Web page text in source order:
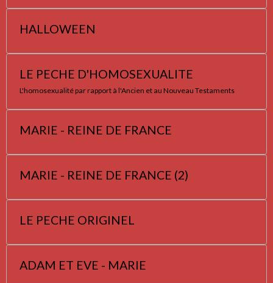
HALLOWEEN
LE PECHE D'HOMOSEXUALITE
L'homosexualité par rapport à l'Ancien et au Nouveau Testaments
MARIE - REINE DE FRANCE
MARIE - REINE DE FRANCE (2)
LE PECHE ORIGINEL
ADAM ET EVE - MARIE